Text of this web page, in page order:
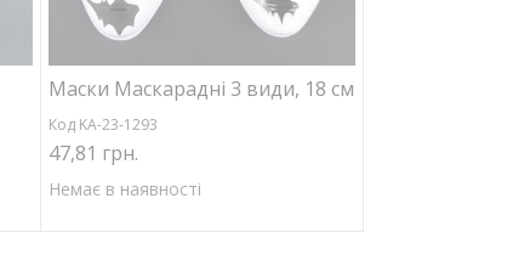
Маски Маскарадні 3 види, 18 см
Код KA-23-1293
47,81 грн.
Немає в наявності